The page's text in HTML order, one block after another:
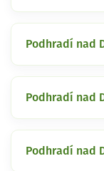
Podhradí nad
Podhradí nad
Podhradí nad